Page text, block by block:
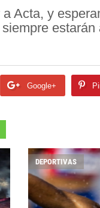
Acta, y
Google+
DEPORTIVAS